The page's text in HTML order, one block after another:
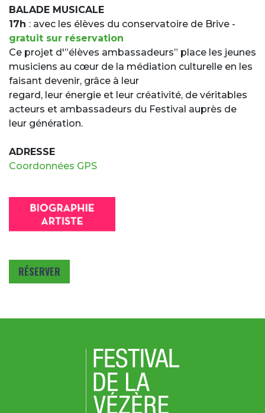
BALADE MUSICALE
17h : avec les élèves du conservatoire de Brive -
gratuit sur réservation
Ce projet d'”élèves ambassadeurs” place les jeunes
musiciens au cœur de la médiation culturelle en les
faisant devenir, grâce à leur
regard, leur énergie et leur créativité, de véritables
acteurs et ambassadeurs du Festival auprès de
leur génération.
ADRESSE
Coordonnées GPS
RÉSERVER